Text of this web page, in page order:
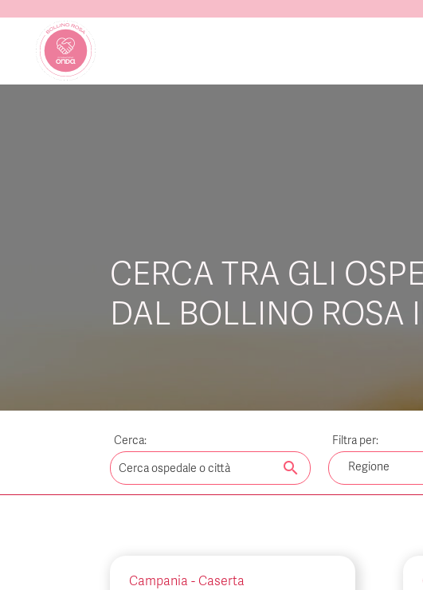
CERCA TRA GLI
DAL BOLLINO ROSA
Cerca:
search
Filtra per:
Regione
Campania - Caserta